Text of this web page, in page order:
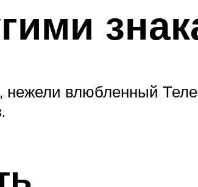
нежели влюбленный